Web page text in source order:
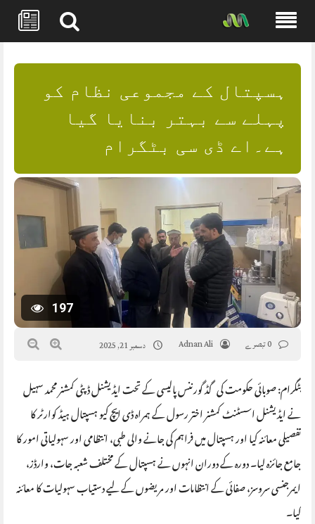
content
ہسپتال کے مجموعی نظام کو
پہلے سے بہتر بنایا گیا
ہے۔اے ڈی سی بٹگرام
197
Adnan Ali دسمبر 21, 2025
بٹگرام: صوبائی حکومت کی گڈ گورننس پالیسی کے تحت ایڈیشنل ڈپٹی کمشنر محمد سہیل
نے ایڈیشنل اسسٹنٹ کمشنر اختر رسول کے ہمراہ ڈی ایچ کیو ہسپتال ہیڈ کوارٹر کا
تفصیلی معائنہ کیا اور ہسپتال میں فراہم کی جانے والی طبی، انتظامی اور سہولیاتی امور کا
جامع جائزہ لیا۔ دورہ کے دوران انہوں نے ہسپتال کے مختلف شعبہ جات، وارڈز،
ایمرجنسی سروسز، صفائی کے انتظامات اور مریضوں کے لیے دستیاب سہولیات کا معائنہ
کیا۔